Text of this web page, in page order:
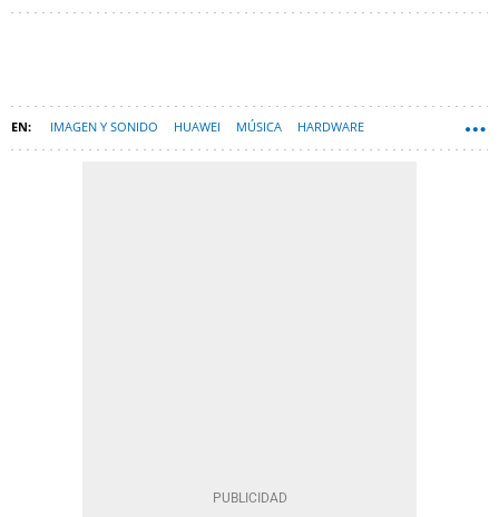
IMAGEN Y SONIDO HUAWEI MÚSICA HARDWARE